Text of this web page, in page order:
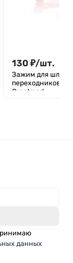
130 ₽/шт.
Зажим для
переходников)
Greetmed
данных